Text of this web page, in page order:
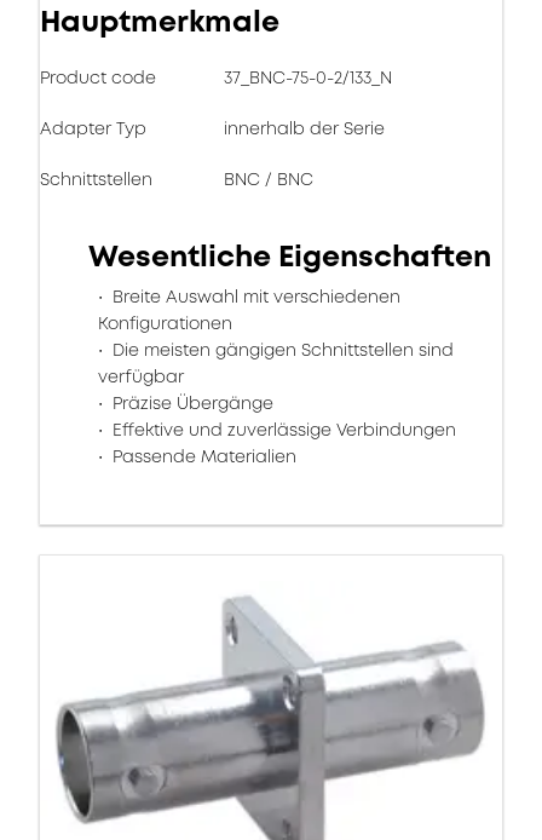
Hauptmerkmale
Product code 37_BNC-75-0-2/133_N
Adapter Typ innerhalb der Serie
Schnittstellen BNC / BNC
Wesentliche Eigenschaften
Breite Auswahl mit verschiedenen
Konfigurationen
Die meisten gängigen Schnittstellen sind
verfügbar
Präzise Übergänge
Effektive und zuverlässige Verbindungen
Passende Materialien